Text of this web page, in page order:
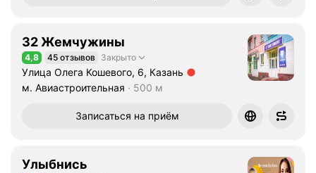
32 Жемчужины
Рейтинг 4,8 из 5
4,8 45 отзывов Закрыто
Улица Олега Кошевого, 6, Казань
Метро м. Авиастроительная Расстояние 500 м
м. Авиастроительная 500 м
Записаться на приём
Улыбнись